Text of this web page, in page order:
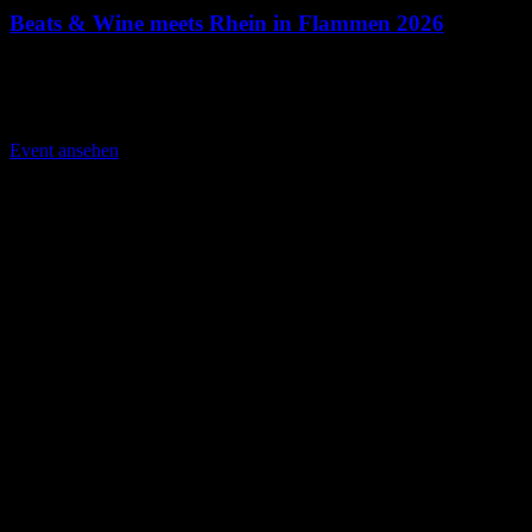
Beats & Wine meets Rhein in Flammen 2026
Event ansehen